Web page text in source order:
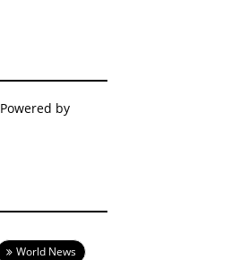
Powered by
World News